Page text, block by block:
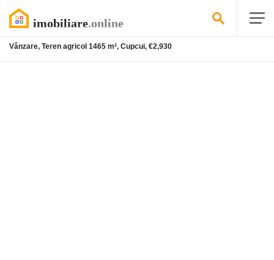
Vânzare, Teren agricol 1465 m², Cupcui, €2,930